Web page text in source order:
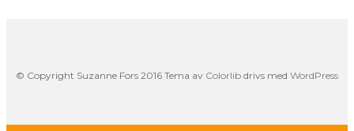
© Copyright Suzanne Fors 2016 Tema av Colorlib drivs med WordPress